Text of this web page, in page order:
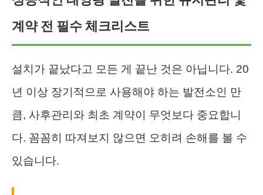
계약 전 필수 체크리스트
설치가 끝났다고 모든 게 끝난 것은 아닙니다. 20
년 이상 장기적으로 사용해야 하는 발전소인 만
큼, 사후관리와 최초 계약이 무엇보다 중요합니
다. 꼼꼼히 따져보지 않으면 오히려 손해를 볼 수
있습니다.